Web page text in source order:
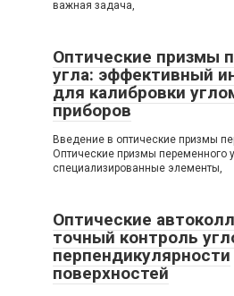
важная задача,
Оптические призмы
угла: эффективный
для калибровки
приборов
Введение в оптические призмы
Оптические призмы переменного
специализированные элементы,
Оптические
точный контроль
перпендикулярности
поверхностей